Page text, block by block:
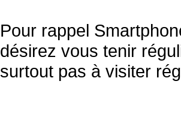
Pour rappel
désirez vous tenir
surtout pas à visiter